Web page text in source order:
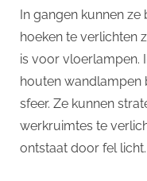
In gangen kunnen
hoeken te verlichten
is voor vloerlampen.
houten wandlampen
sfeer. Ze kunnen
werkruimtes te
ontstaat door fel licht.